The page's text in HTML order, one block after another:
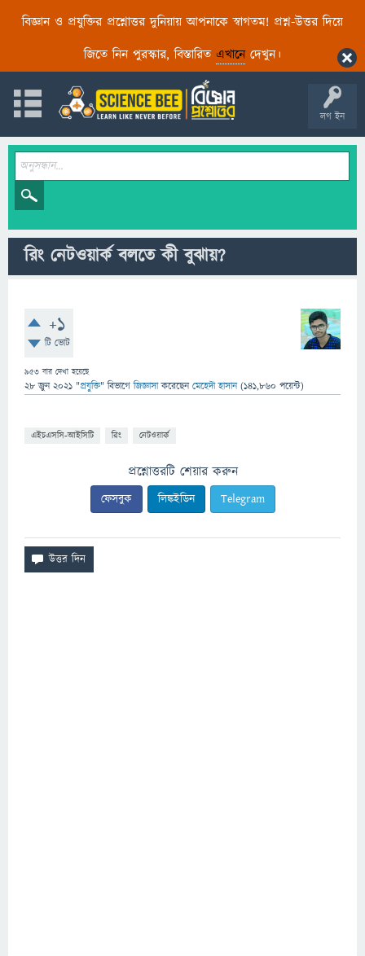
বিজ্ঞান ও প্রযুক্তির প্রশ্নোত্তর দুনিয়ায় আপনাকে স্বাগতম! প্রশ্ন-উত্তর দিয়ে
জিতে নিন পুরস্কার, বিস্তারিত এখানেদেখুন।
লগ ইন
রিং নেটওয়ার্ক বলতে কী বুঝায়?
+1
টি ভোট
953 বার দেখা হয়েছে
28 জুন 2021 "প্রযুক্তি" বিভাগে জিজ্ঞাসাকরেছেনমেহেদী হাসান (141,860 পয়েন্ট)
এইচএসসি-আইসিটি রিং নেটওয়ার্ক
প্রশ্নোত্তরটি শেয়ার করুন
ফেসবুক লিঙ্কইডিন Telegram